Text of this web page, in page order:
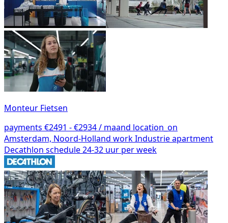
Monteur Fietsen
payments €2491 - €2934 / maand location_on
Amsterdam, Noord-Holland workIndustrieapartment
Decathlon schedule24-32 uur per week